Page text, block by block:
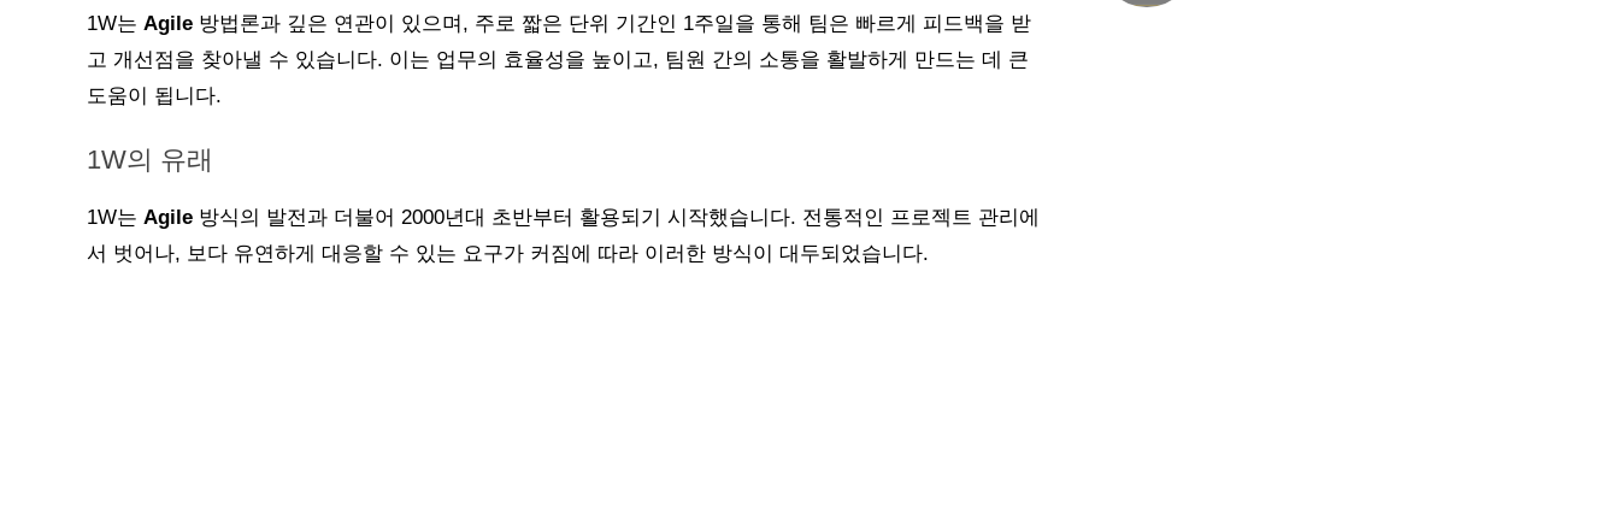
1W는 Agile 방법론과 깊은 연관이 있으며, 주로 짧은 단위 기간인 1주일을 통해 팀은 빠르게 피드백을 받
고 개선점을 찾아낼 수 있습니다. 이는 업무의 효율성을 높이고, 팀원 간의 소통을 활발하게 만드는 데 큰
도움이 됩니다.
1W의 유래
1W는 Agile 방식의 발전과 더불어 2000년대 초반부터 활용되기 시작했습니다. 전통적인 프로젝트 관리에
서 벗어나, 보다 유연하게 대응할 수 있는 요구가 커짐에 따라 이러한 방식이 대두되었습니다.